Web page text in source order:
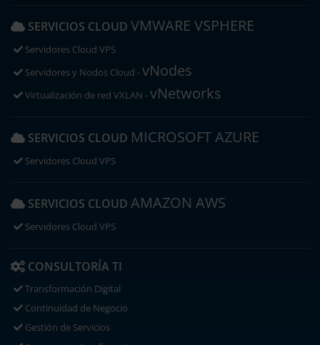
SERVICIOS CLOUD VMWARE VSPHERE
Servidores Cloud VPS
Servidores y Nodos Cloud -vNodes
Virtualización de red VXLAN -vNetworks
SERVICIOS CLOUD MICROSOFT AZURE
Servidores Cloud VPS
SERVICIOS CLOUD AMAZON AWS
Servidores Cloud VPS
CONSULTORÍA TI
Transformación Digital
Continuidad de Negocio
Gestión de Servicios